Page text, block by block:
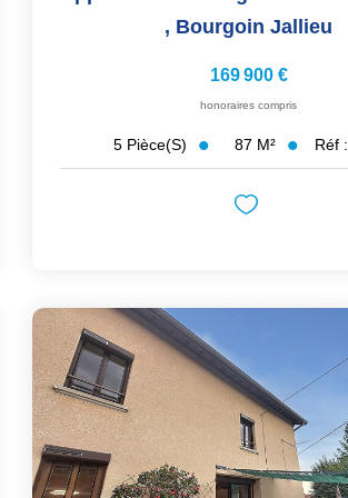
, Bourgoin Jallieu
169 900 €
honoraires compris
5 Pièce(s) 87 M² Réf :